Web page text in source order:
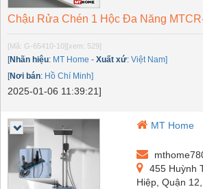
Chậu Rửa Chén 1 Hộc Đa Năng
[Mã: G-65410-10] [xem: 529]
[Nhãn hiệu: MT Home - Xuất xứ: Việt Nam]
[Nơi bán: Hồ Chí Minh]
2025-01-06 11:39:21]
MT Home
455 Huỳnh
Hiệp, Quận